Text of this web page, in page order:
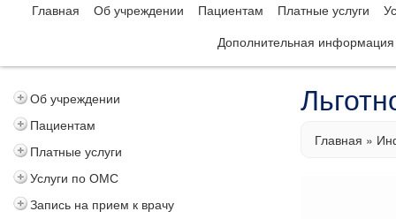
Главная Об учреждении Пациентам Платные услуги
Дополнительная информация
Об учреждении
Пациентам
Платные услуги
Услуги по ОМС
Запись на прием к врачу
Главная »